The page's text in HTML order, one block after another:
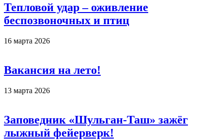
Тепловой удар – оживление
беспозвоночных и птиц
16 марта 2026
Вакансия на лето!
13 марта 2026
Заповедник «Шульган-Таш» зажёг
лыжный фейерверк!